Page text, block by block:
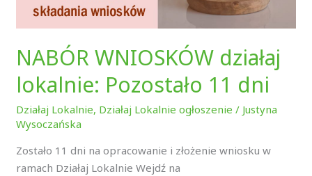
NABÓR WNIOSKÓW działaj
lokalnie: Pozostało 11 dni
Działaj Lokalnie, Działaj Lokalnie ogłoszenie / Justyna
Wysoczańska
Zostało 11 dni na opracowanie i złożenie wniosku w
ramach Działaj Lokalnie Wejdź na